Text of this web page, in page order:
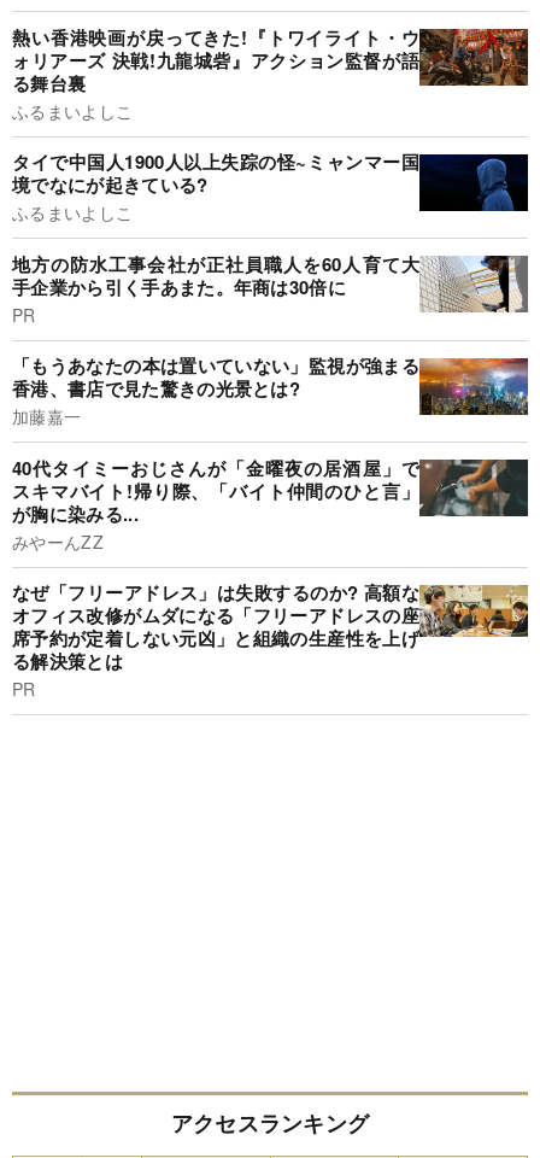
熱い香港映画が戻ってきた!『トワイライト・ウ
ォリアーズ 決戦!九龍城砦』アクション監督が語
る舞台裏
ふるまいよしこ
タイで中国人1900人以上失踪の怪~ミャンマー国
境でなにが起きている?
ふるまいよしこ
地方の防水工事会社が正社員職人を60人育て大
手企業から引く手あまた。年商は30倍に
PR
「もうあなたの本は置いていない」監視が強まる
香港、書店で見た驚きの光景とは?
加藤嘉一
40代タイミーおじさんが「金曜夜の居酒屋」で
スキマバイト!帰り際、「バイト仲間のひと言」
が胸に染みる...
みやーんZZ
なぜ「フリーアドレス」は失敗するのか? 高額な
オフィス改修がムダになる「フリーアドレスの座
席予約が定着しない元凶」と組織の生産性を上げ
る解決策とは
PR
アクセスランキング